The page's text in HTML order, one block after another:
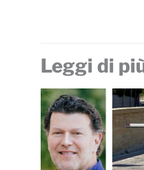
Leggi di